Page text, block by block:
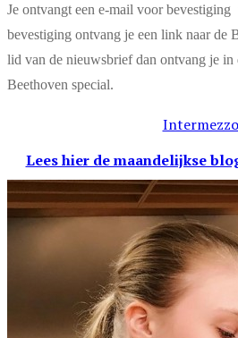
Je ontvangt een e-mail voor
bevestiging ontvang je een link naar de
lid van de nieuwsbrief dan ontvang je in
Beethoven special.
Intermezzo
Lees hier de maandelijkse